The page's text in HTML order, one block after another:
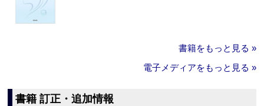
書籍をもっと見る »
電子メディアをもっと見る »
書籍 訂正・追加情報